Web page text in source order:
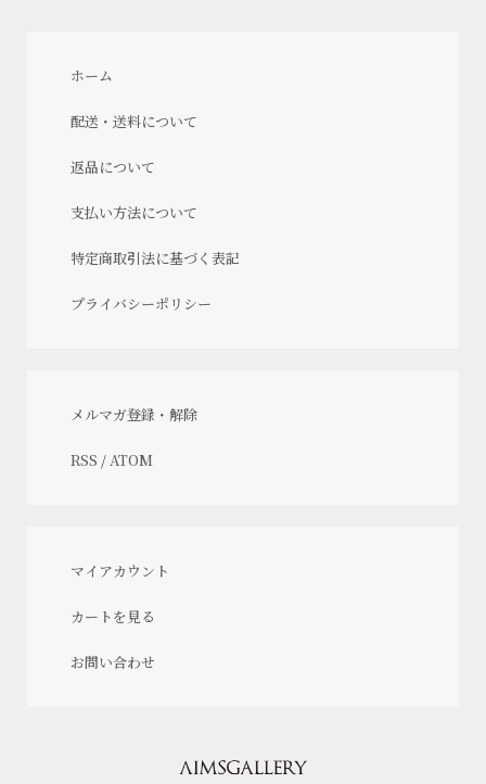
ホーム
配送・送料について
返品について
支払い方法について
特定商取引法に基づく表記
プライバシーポリシー
メルマガ登録・解除
RSS / ATOM
マイアカウント
カートを見る
お問い合わせ